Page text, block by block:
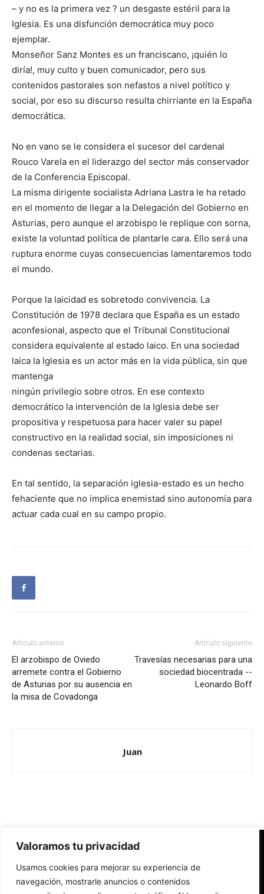
Valoramos tu privacidad
Usamos cookies para mejorar su experiencia de
navegación, mostrarle anuncios o contenidos
– y no es la primera vez ? un desgaste estéril para la
Iglesia. Es una disfunción democrática muy poco
ejemplar.
Monseñor Sanz Montes es un franciscano, ¡quién lo
diría!, muy culto y buen comunicador, pero sus
contenidos pastorales son nefastos a nivel político y
social, por eso su discurso resulta chirriante en la España
democrática.
No en vano se le considera el sucesor del cardenal
Rouco Varela en el liderazgo del sector más conservador
de la Conferencia Episcopal.
La misma dirigente socialista Adriana Lastra le ha retado
en el momento de llegar a la Delegación del Gobierno en
Asturias, pero aunque el arzobispo le replique con sorna,
existe la voluntad política de plantarle cara. Ello será una
ruptura enorme cuyas consecuencias lamentaremos todo
el mundo.
Porque la laicidad es sobretodo convivencia. La
Constitución de 1978 declara que España es un estado
aconfesional, aspecto que el Tribunal Constitucional
considera equivalente al estado laico. En una sociedad
laica la Iglesia es un actor más en la vida pública, sin que
mantenga
ningún privilegio sobre otros. En ese contexto
democrático la intervención de la Iglesia debe ser
propositiva y respetuosa para hacer valer su papel
constructivo en la realidad social, sin imposiciones ni
condenas sectarias.
En tal sentido, la separación iglesia-estado es un hecho
fehaciente que no implica enemistad sino autonomía para
actuar cada cual en su campo propio.
Artículo anterior
El arzobispo de Oviedo
arremete contra el Gobierno
de Asturias por su ausencia en
la misa de Covadonga
Artículo siguiente
Travesías necesarias para una
sociedad biocentrada --
Leonardo Boff
Juan
Redes Cristianas
Una mirada alternativa sobre la Iglesia católica y la sociedad
- Colectivos de Redes Cristianas